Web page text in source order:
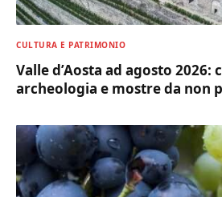
CULTURA E PATRIMONIO
Valle d’Aosta ad agosto 2026:
archeologia e mostre da non